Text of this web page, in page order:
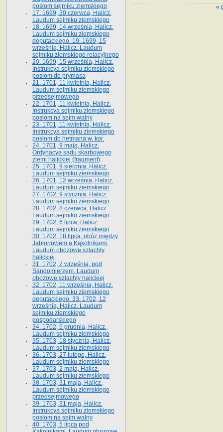
«
posłom sejmiku ziemskiego
17. 1699, 30 czerwca, Halicz.
Laudum sejmiku ziemskiego
18. 1699, 14 września, Halicz.
Laudum sejmiku ziemskiego
deputackiego. 19. 1699, 15
września, Halicz. Laudum
sejmiku ziemskiego relacyjnego
20. 1699, 15 września, Halicz.
Instrukcya sejmiku ziemskiego
posłom do prymasa
21. 1701, 11 kwietnia, Halicz.
Laudum sejmiku ziemskiego
przedsejmowego
22. 1701, 11 kwietnia, Halicz.
Instrukcya sejmiku ziemskiego
posłom na sejm walny
23. 1701, 11 kwietnia, Halicz.
Instrukcya sejmiku ziemskiego
posłom do hetmana w. kor.
24. 1701, 9 maja, Halicz.
Ordynacya sądu skarbowego
ziemi halickiej (fragment)
25. 1701, 9 sierpnia, Halicz.
Laudum sejmiku ziemskiego
26. 1701, 12 września, Halicz.
Laudum sejmiku ziemskiego
27. 1702, 9 stycznia, Halicz.
Laudum sejmiku ziemskiego
28. 1702, 8 czerwca, Halicz.
Laudum sejmiku ziemskiego
29. 1702, 6 lipca, Halicz.
Laudum sejmiku ziemskiego
30. 1702, 18 lipca, obóz między
Jabłonowem a Kąkolnikami.
Laudum obozowe szlachty
halickiej
31. 1702, 2 września, pod
Sandomierzem. Laudum
obozowe szlachty halickiej
32. 1702, 11 września, Halicz.
Laudum sejmiku ziemskiego
deputackiego. 33. 1702, 12
września, Halicz. Laudum
sejmiku ziemskiego
gospodarskiego
34. 1702, 5 grudnia, Halicz.
Laudum sejmiku ziemskiego
35. 1703, 18 stycznia, Halicz.
Laudum sejmiku ziemskiego
36. 1703, 27 lutego, Halicz.
Laudum sejmiku ziemskiego
37. 1703, 2 maja, Halicz.
Laudum sejmiku ziemskiego
38. 1703, 31 maja, Halicz.
Laudum sejmiku ziemskiego
przedsejmowego
39. 1703, 31 maja, Halicz.
Instrukcya sejmiku ziemskiego
posłom na sejm walny
40. 1703, 5 lipca pod